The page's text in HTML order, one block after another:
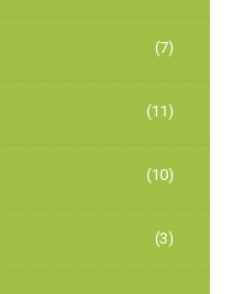
(7)
(11)
(10)
(3)